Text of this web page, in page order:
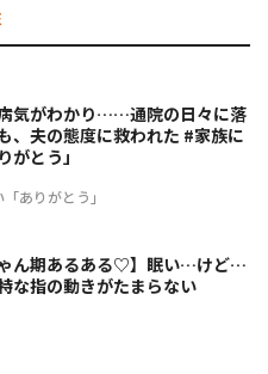
ありがとう」
気がわかり……通院の日々に落
、夫の態度に救われた #家族に
がとう」
ゃん期あるある♡】眠い…けど…
指の動きがたまらない